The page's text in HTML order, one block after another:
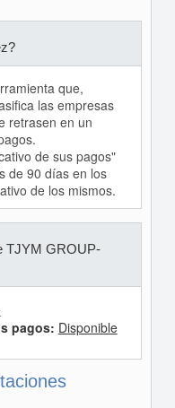
que,
las empresas
retrasen en un
de sus pagos"
de 90 días en los
de los mismos.
TJYM GROUP-
pagos: Disponible